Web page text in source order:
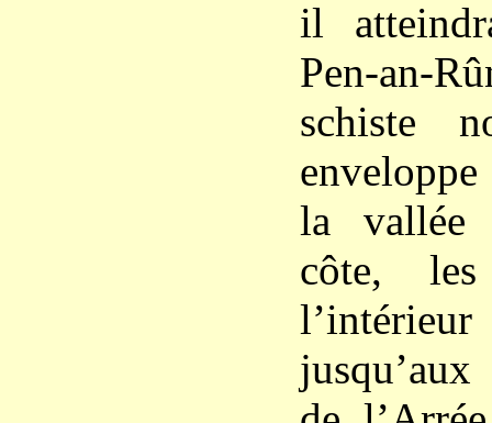
il
Pen-an-
schiste
la vallée
côte,